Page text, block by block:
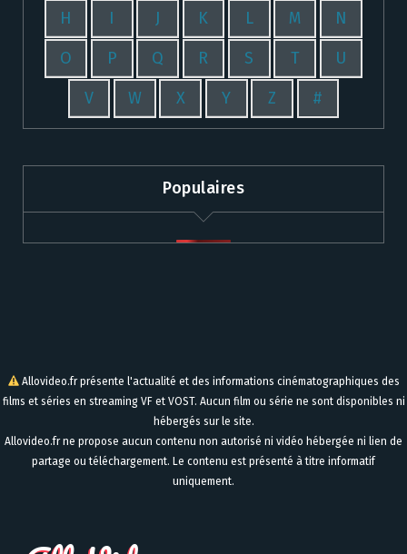
H I J K L M N
O P Q R S T U
V W X Y Z #
Populaires
Allovideo.fr présente l'actualité et des informations cinématographiques des
films et séries en streaming VF et VOST. Aucun film ou série ne sont disponibles ni
hébergés sur le site.
Allovideo.fr ne propose aucun contenu non autorisé ni vidéo hébergée ni lien de
partage ou téléchargement. Le contenu est présenté à titre informatif
uniquement.